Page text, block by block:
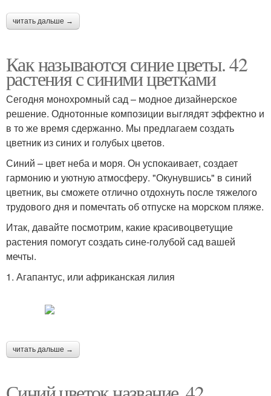
читать дальше →
Как называются синие цветы. 42
растения с синими цветками
Сегодня монохромный сад – модное дизайнерское
решение. Однотонные композиции выглядят эффектно и
в то же время сдержанно. Мы предлагаем создать
цветник из синих и голубых цветов.
Синий – цвет неба и моря. Он успокаивает, создает
гармонию и уютную атмосферу. "Окунувшись" в синий
цветник, вы сможете отлично отдохнуть после тяжелого
трудового дня и помечтать об отпуске на морском пляже.
Итак, давайте посмотрим, какие красивоцветущие
растения помогут создать сине-голубой сад вашей
мечты.
1. Агапантус, или африканская лилия
читать дальше →